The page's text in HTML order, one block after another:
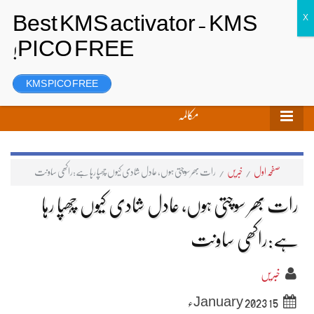
رجسٹر
مکالمہ
صفحہ اول / خبریں / رات بھر سوچتی ہوں، عادل شادی کیوں چُھپا رہا ہے:راکھی ساونت
رات بھر سوچتی ہوں، عادل شادی کیوں چُھپا رہا
ہے:راکھی ساونت
خبریں
15 January 2023ء
KMS PICO FREE